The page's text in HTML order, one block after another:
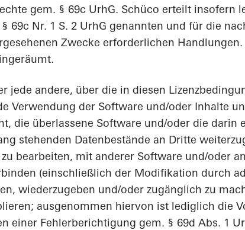
gem. § 69c UrhG. Schüco erteilt insofern
69c Nr. 1 S. 2 UrhG genannten und für die
Zwecke erforderlichen
jede andere, über die in diesen
Verwendung der Software und/oder Inhalte
die überlassene Software und/oder die darin
stehenden Datenbestände an Dritte
bearbeiten, mit anderer Software und/oder
(einschließlich der Modifikation durch
wiederzugeben und/oder zugänglich zu
ausgenommen hiervon ist lediglich die
einer Fehlerberichtigung gem. § 69d Abs. 1